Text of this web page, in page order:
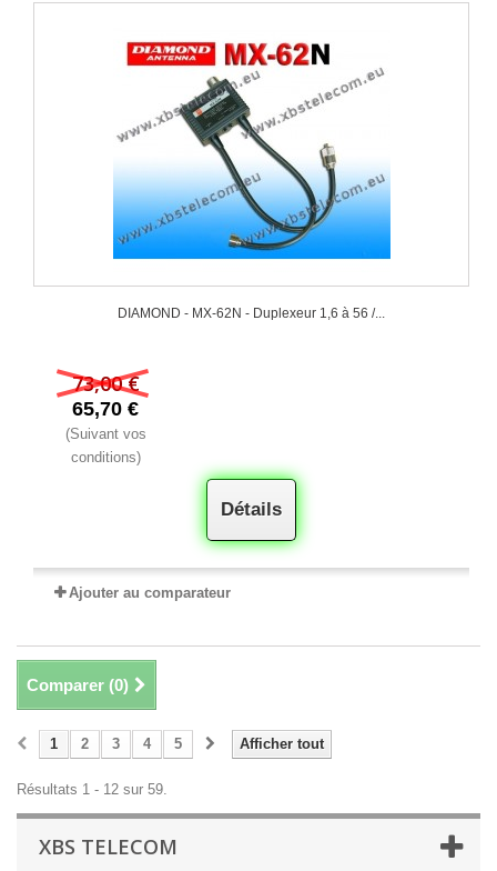
DIAMOND - MX-62N - Duplexeur 1,6 à 56 /...
73,00 €
65,70 €
(Suivant vos
conditions)
Détails
Ajouter au comparateur
Comparer (0)
Afficher tout
1 2 3 4 5
Résultats 1 - 12 sur 59.
XBS TELECOM